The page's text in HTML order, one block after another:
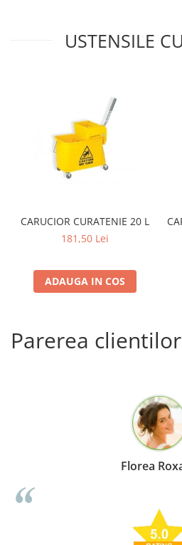
USTENSILE
CARUCIOR CURATENIE 20 L
181,50 Lei
ADAUGA IN COS
Parerea
Florea